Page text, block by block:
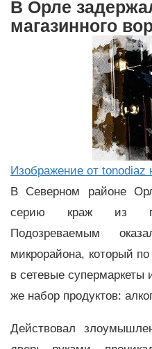
В Орле
магазинного
Изображение от tonodiaz
В Северном районе
серию краж из
Подозреваемым
микрорайона, который
в сетевые супермаркеты
же набор продуктов:
Действовал